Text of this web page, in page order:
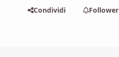
Condividi Follower